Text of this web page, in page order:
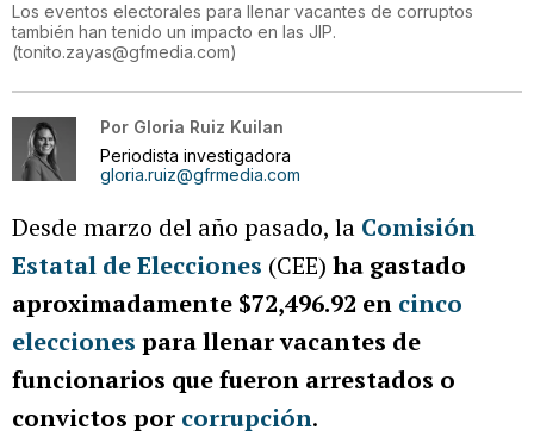
Los eventos electorales para llenar vacantes de corruptos
también han tenido un impacto en las JIP.
(tonito.zayas@gfmedia.com)
Por Gloria Ruiz Kuilan
Periodista investigadora
gloria.ruiz@gfrmedia.com
Desde marzo del año pasado, la Comisión
Estatal de Elecciones (CEE) ha gastado
aproximadamente $72,496.92 en cinco
elecciones para llenar vacantes de
funcionarios que fueron arrestados o
convictos por corrupción.